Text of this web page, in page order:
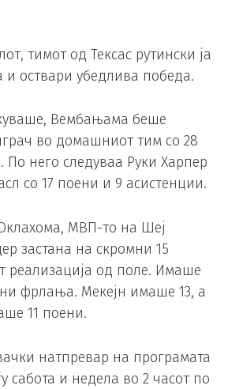
тимот од Тексас рутински ја
и оствари убедлива победа.
Вембањама беше
во домашниот тим со 28
По него следуваа Руки Харпер
со 17 поени и 9 асистенции.
МВП-то на Шеј
застана на скромни 15
реализација од поле. Имаше
фрлања. Мекејн имаше 13, а
11 поени.
натпревар на програмата
сабота и недела во 2 часот по